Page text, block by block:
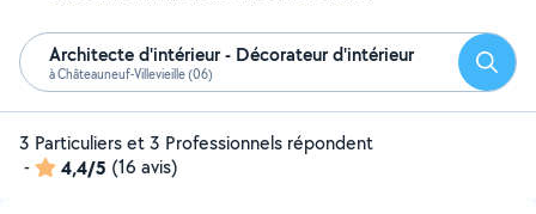
Architecte d'intérieur - Décorateur d'intérieur
à Châteauneuf-Villevieille (06)
3 Particuliers et 3 Professionnels répondent
-
4,4/5 (16 avis)